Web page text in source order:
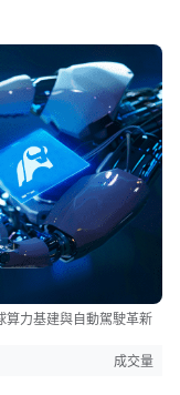
算力基建與自動駕駛革新
成交量